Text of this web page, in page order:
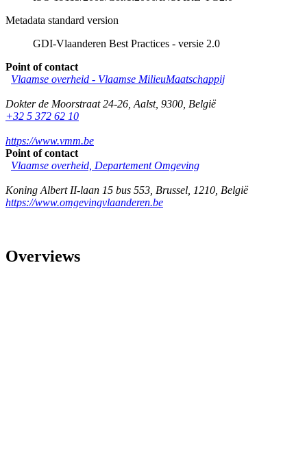
Metadata standard version
GDI-Vlaanderen Best Practices - versie 2.0
Point of contact
Vlaamse overheid - Vlaamse MilieuMaatschappij
Dokter de Moorstraat 24-26 Aalst, 9300 België
+32 5 372 62 10
https://www.vmm.be
Point of contact
Vlaamse overheid, Departement Omgeving
Koning Albert II-laan 15 bus 553 Brussel 1210 België
https://www.omgevingvlaanderen.be
Overviews